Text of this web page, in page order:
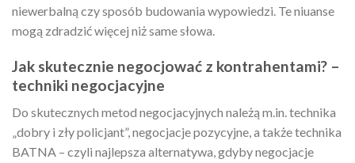
niewerbalną czy sposób budowania wypowiedzi. Te niuanse
mogą zdradzić więcej niż same słowa.
Jak skutecznie negocjować z kontrahentami? –
techniki negocjacyjne
Do skutecznych metod negocjacyjnych należą m.in. technika
„dobry i zły policjant”, negocjacje pozycyjne, a także technika
BATNA – czyli najlepsza alternatywa, gdyby negocjacje